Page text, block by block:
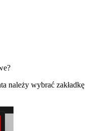
należy wybrać zakładkę